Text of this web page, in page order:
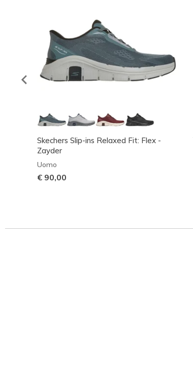
Skechers Slip-ins Relaxed Fit: Flex -
Zayder
Uomo
€ 90,00